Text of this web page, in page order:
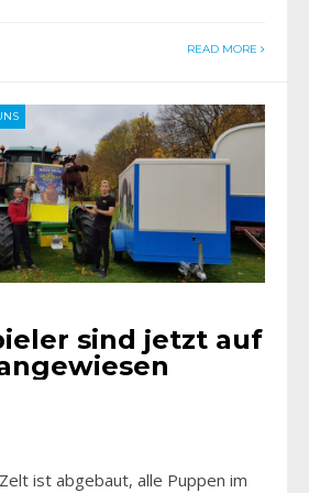
READ MORE
sind jetzt auf
ist abgebaut, alle Puppen im